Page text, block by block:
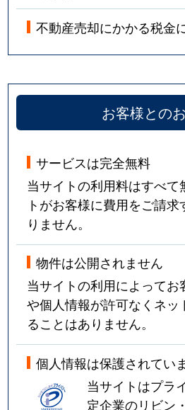
不動産売却にかかる税金
お客様との
サービスは完全無料
当サイトの利用料はすべて
トがお客様に費用をご請
りません。
物件は公開されません
当サイトの利用によって
や個人情報が許可なくネッ
ることはありません。
個人情報は保護されてい
当サイトはプラ
定企業のリビン